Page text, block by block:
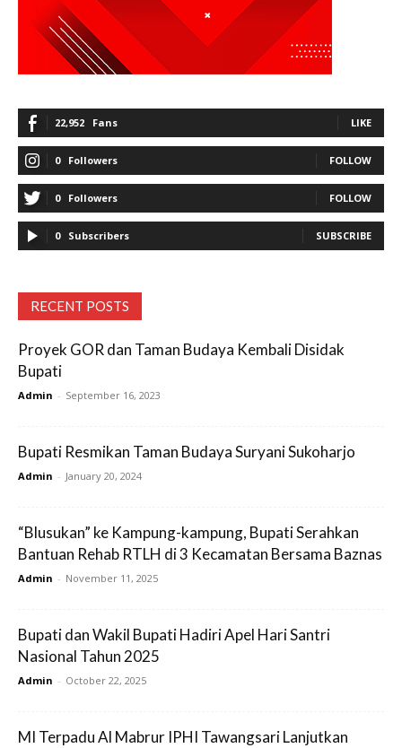
22,952 Fans LIKE
0 Followers FOLLOW
0 Followers FOLLOW
0 Subscribers SUBSCRIBE
RECENT POSTS
Proyek GOR dan Taman Budaya Kembali Disidak
Bupati
Admin - September 16, 2023
Bupati Resmikan Taman Budaya Suryani Sukoharjo
Admin - January 20, 2024
“Blusukan” ke Kampung-kampung, Bupati Serahkan
Bantuan Rehab RTLH di 3 Kecamatan Bersama Baznas
Admin - November 11, 2025
Bupati dan Wakil Bupati Hadiri Apel Hari Santri
Nasional Tahun 2025
Admin - October 22, 2025
MI Terpadu Al Mabrur IPHI Tawangsari Lanjutkan